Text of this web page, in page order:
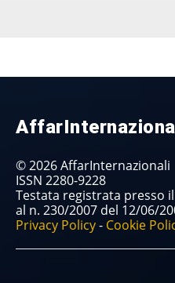
© 2026 AffarInternazionali
ISSN 2280-9228
Testata registrata presso
al n. 230/2007 del 12/06/
Privacy Policy- Cookie